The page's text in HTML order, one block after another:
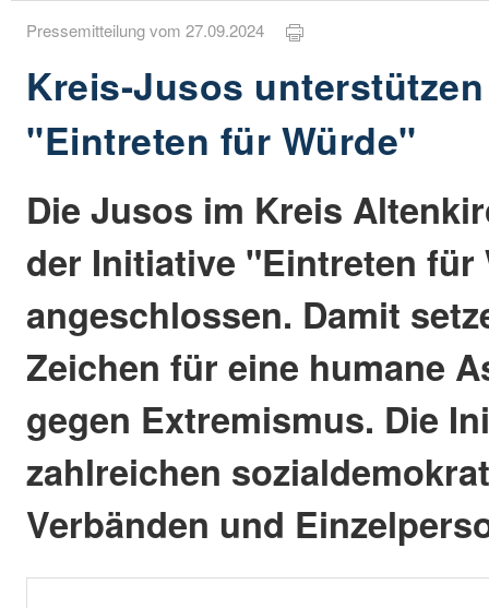
Pressemitteilung vom 27.09.2024
Kreis-Jusos
"Eintreten für Würde"
Die Jusos im Kreis
der Initiative "Eintreten für
angeschlossen. Damit
Zeichen für eine humane
gegen Extremismus. Die
zahlreichen
Verbänden und